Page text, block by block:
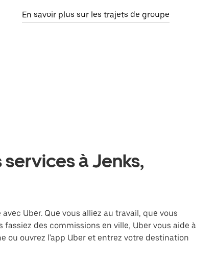
En savoir plus sur les trajets de groupe
à Jenks,
Uber. Que vous alliez au travail, que vous
des commissions en ville, Uber vous aide à
ou ouvrez l'app Uber et entrez votre destination